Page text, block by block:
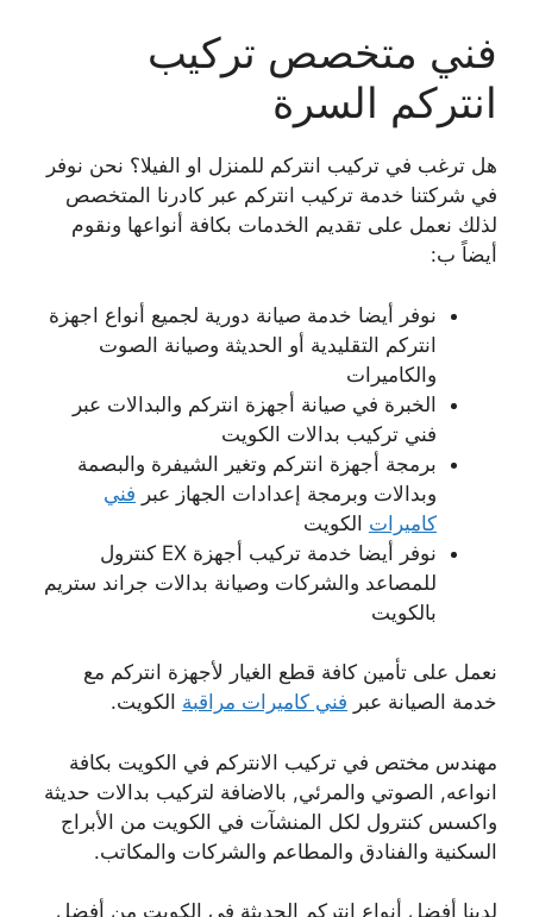
فني متخصص تركيب
انتركم السرة
هل ترغب في تركيب انتركم للمنزل او الفيلا؟ نحن نوفر
في شركتنا خدمة تركيب انتركم عبر كادرنا المتخصص
لذلك نعمل على تقديم الخدمات بكافة أنواعها ونقوم
أيضاً ب:
نوفر أيضا خدمة صيانة دورية لجميع أنواع اجهزة
انتركم التقليدية أو الحديثة وصيانة الصوت
والكاميرات
الخبرة في صيانة أجهزة انتركم والبدالات عبر
فني تركيب بدالات الكويت
برمجة أجهزة انتركم وتغير الشيفرة والبصمة
وبدالات وبرمجة إعدادات الجهاز عبر فني
كاميرات الكويت
نوفر أيضا خدمة تركيب أجهزة EX كنترول
للمصاعد والشركات وصيانة بدالات جراند ستريم
بالكويت
نعمل على تأمين كافة قطع الغيار لأجهزة انتركم مع
خدمة الصيانة عبر فني كاميرات مراقبة الكويت.
مهندس مختص في تركيب الانتركم في الكويت بكافة
انواعه, الصوتي والمرئي, بالاضافة لتركيب بدالات حديثة
واكسس كنترول لكل المنشآت في الكويت من الأبراج
السكنية والفنادق والمطاعم والشركات والمكاتب.
لدينا أفضل أنواع انتركم الحديثة في الكويت من أفضل